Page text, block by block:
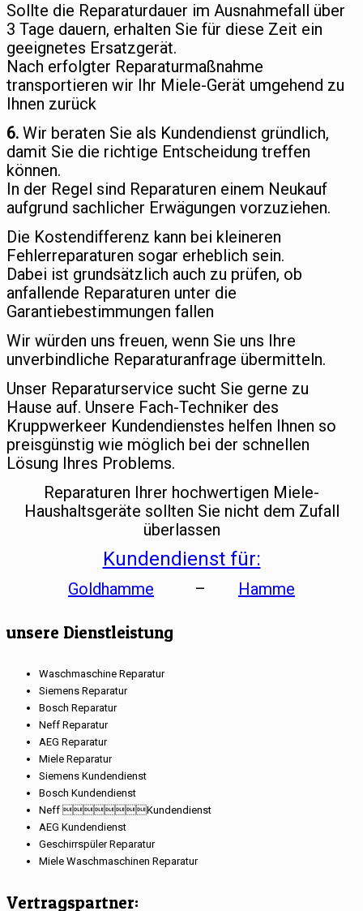
Sollte die Reparaturdauer im Ausnahmefall über
3 Tage dauern, erhalten Sie für diese Zeit ein
geeignetes Ersatzgerät.
Nach erfolgter Reparaturmaßnahme
transportieren wir Ihr Miele-Gerät umgehend zu
Ihnen zurück
6. Wir beraten Sie als Kundendienst gründlich,
damit Sie die richtige Entscheidung treffen
können.
In der Regel sind Reparaturen einem Neukauf
aufgrund sachlicher Erwägungen vorzuziehen.
Die Kostendifferenz kann bei kleineren
Fehlerreparaturen sogar erheblich sein.
Dabei ist grundsätzlich auch zu prüfen, ob
anfallende Reparaturen unter die
Garantiebestimmungen fallen
Wir würden uns freuen, wenn Sie uns Ihre
unverbindliche Reparaturanfrage übermitteln.
Unser Reparaturservice sucht Sie gerne zu
Hause auf. Unsere Fach-Techniker des
Kruppwerkeer Kundendienstes helfen Ihnen so
preisgünstig wie möglich bei der schnellen
Lösung Ihres Problems.
Reparaturen Ihrer hochwertigen Miele-
Haushaltsgeräte sollten Sie nicht dem Zufall
überlassen
Kundendienst für:
Goldhamme – Hamme
unsere Dienstleistung
Waschmaschine Reparatur
Siemens Reparatur
Bosch Reparatur
Neff Reparatur
AEG Reparatur
Miele Reparatur
Siemens Kundendienst
Bosch Kundendienst
Neff Kundendienst
AEG Kundendienst
Geschirrspüler Reparatur
Miele Waschmaschinen Reparatur
Vertragspartner: